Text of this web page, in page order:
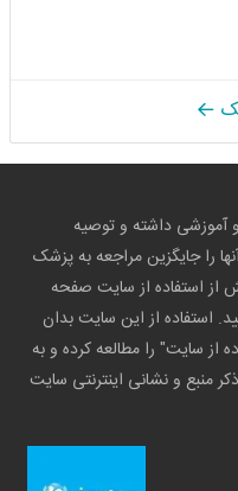
آموزشی داشته و توصیه
را جایگزین مراجعه به پزشک
استفاده از سایت صفحه
استفاده از این سایت بدان
از سایت" را مطالعه کرده و به
منبع و نشانی اینترنتی سایت